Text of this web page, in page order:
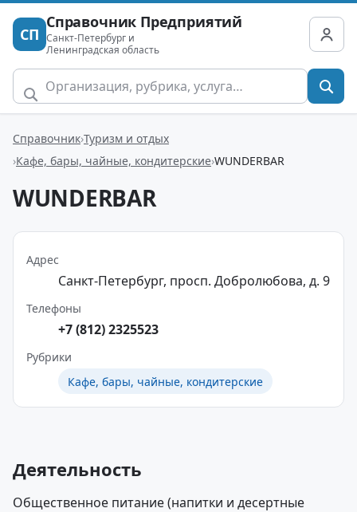
СП
Справочник Предприятий
Санкт-Петербург и
Ленинградская область
Справочник Туризм и отдых
Кафе, бары, чайные, кондитерские WUNDERBAR
WUNDERBAR
Адрес
Санкт-Петербург, просп. Добролюбова, д. 9
Телефоны
+7 (812) 2325523
Рубрики
Кафе, бары, чайные, кондитерские
Деятельность
Общественное питание (напитки и десертные